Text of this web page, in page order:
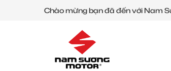
Chào mừng bạn đã đến với Nam